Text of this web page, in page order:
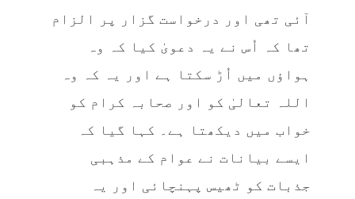
آئی تھی اور درخواست گزار پر الزام
تھا کہ اُس نے یہ دعویٰ کیا کہ وہ
ہواؤں میں اُڑ سکتا ہے اور یہ کہ وہ
اللہ تعالیٰ کو اور صحابہ کرام کو
خواب میں دیکھتا ہے۔ کہا گیا کہ
ایسے بیانات نے عوام کے مذہبی
جذبات کو ٹھیس پہنچائی اور یہ